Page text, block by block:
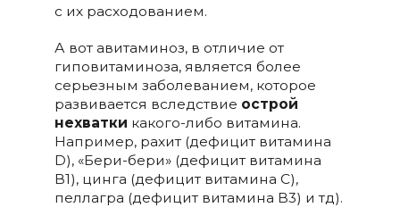
с их расходованием.
А вот авитаминоз, в отличие от
гиповитаминоза, является более
серьезным заболеванием, которое
развивается вследствие острой
нехватки какого-либо витамина.
Например, рахит (дефицит витамина
D), «Бери-бери» (дефицит витамина
В1), цинга (дефицит витамина С),
пеллагра (дефицит витамина B3) и тд).